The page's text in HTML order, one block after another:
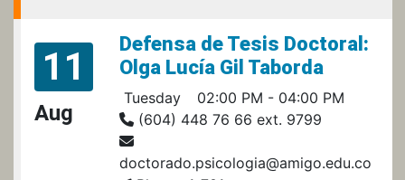
11
Aug
Defensa de Tesis Doctoral:
Olga Lucía Gil Taborda
Tuesday
02:00 PM - 04:00 PM
(604) 448 76 66 ext. 9799
doctorado.psicologia@amigo.edu.co